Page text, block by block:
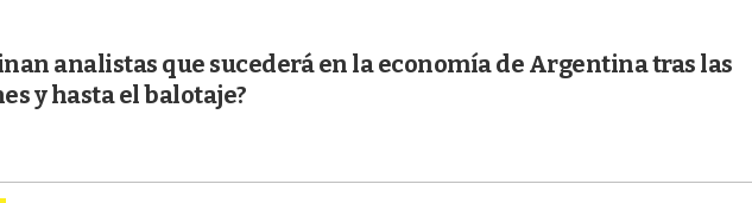
analistas que sucederá en la economía de Argentina tras las
y hasta el balotaje?